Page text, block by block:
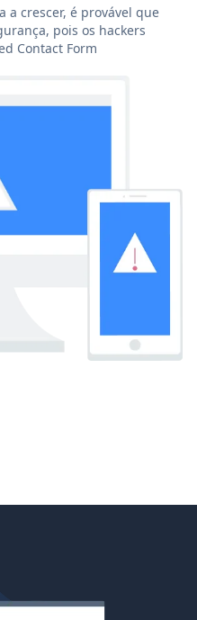
a crescer, é provável que
pois os hackers
Contact Form